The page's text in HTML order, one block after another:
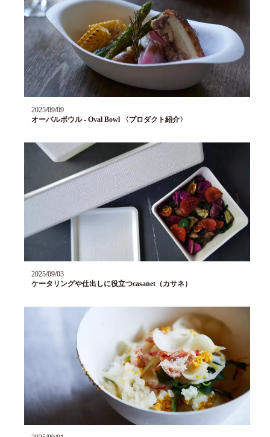
2025/09/09
オーバルボウル - Oval Bowl 〈プロダクト紹介〉
2025/09/03
ケータリングや仕出しに役立つcasanet（カサネ）